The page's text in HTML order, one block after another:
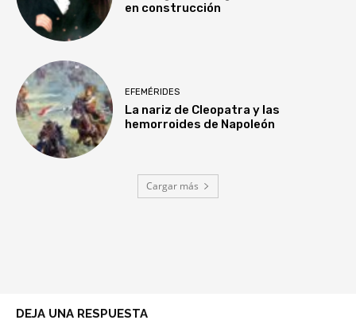
en construcción
EFEMÉRIDES
La nariz de Cleopatra y las
hemorroides de Napoleón
Cargar más
DEJA UNA RESPUESTA